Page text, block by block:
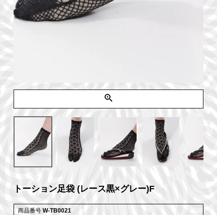
トーション足袋 (レース黒×グレー)F
商品番号 W-TB0021